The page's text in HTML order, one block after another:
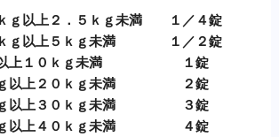
ｇ以上２．５ｋｇ未満 １／４錠
ｇ以上５ｋｇ未満 １／２錠
以上１０ｋｇ未満 １錠
ｇ以上２０ｋｇ未満 ２錠
ｇ以上３０ｋｇ未満 ３錠
ｇ以上４０ｋｇ未満 ４錠